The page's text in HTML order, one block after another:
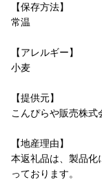
【保存方法】
常温
【アレルギー】
小麦
【提供元】
こんぴらや販売株式
【地産理由】
本返礼品は、製品化
っております。